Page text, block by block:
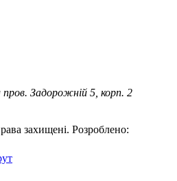
пров. Задорожній 5, корп. 2
захищені. Розроблено: